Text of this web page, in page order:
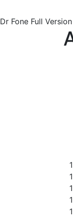
Dr Fone Full